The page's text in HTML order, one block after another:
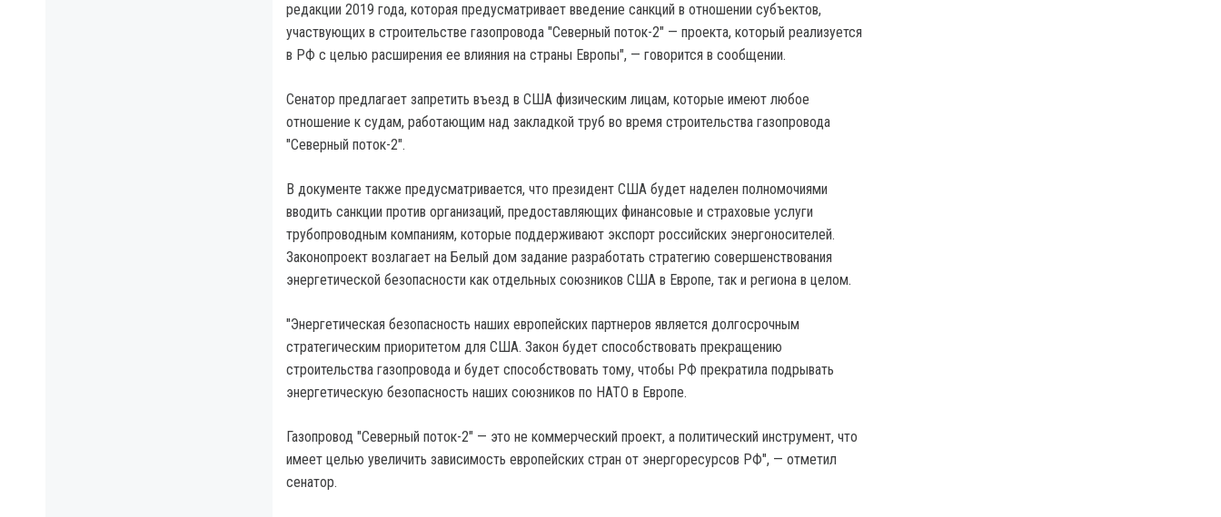
редакции 2019 года, которая предусматривает введение санкций в отношении субъектов,
участвующих в строительстве газопровода "Северный поток-2" — проекта, который реализуется
в РФ с целью расширения ее влияния на страны Европы", — говорится в сообщении.
Сенатор предлагает запретить въезд в США физическим лицам, которые имеют любое
отношение к судам, работающим над закладкой труб во время строительства газопровода
"Северный поток-2".
В документе также предусматривается, что президент США будет наделен полномочиями
вводить санкции против организаций, предоставляющих финансовые и страховые услуги
трубопроводным компаниям, которые поддерживают экспорт российских энергоносителей.
Законопроект возлагает на Белый дом задание разработать стратегию совершенствования
энергетической безопасности как отдельных союзников США в Европе, так и региона в целом.
"Энергетическая безопасность наших европейских партнеров является долгосрочным
стратегическим приоритетом для США. Закон будет способствовать прекращению
строительства газопровода и будет способствовать тому, чтобы РФ прекратила подрывать
энергетическую безопасность наших союзников по НАТО в Европе.
Газопровод "Северный поток-2" — это не коммерческий проект, а политический инструмент, что
имеет целью увеличить зависимость европейских стран от энергоресурсов РФ", — отметил
сенатор.